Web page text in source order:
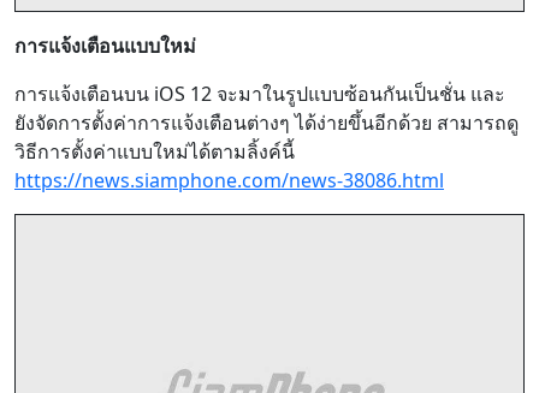
การแจ้งเตือนแบบใหม่
การแจ้งเตือนบน iOS 12 จะมาในรูปแบบซ้อนกันเป็นชั่น และ
ยังจัดการตั้งค่าการแจ้งเตือนต่างๆ ได้ง่ายขึ้นอีกด้วย สามารถดู
วิธีการตั้งค่าแบบใหม่ได้ตามลิ้งค์นี้
https://news.siamphone.com/news-38086.html